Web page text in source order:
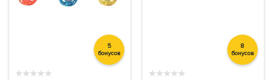
5
бонусов
★★★★★
8
бонусов
★★★★★